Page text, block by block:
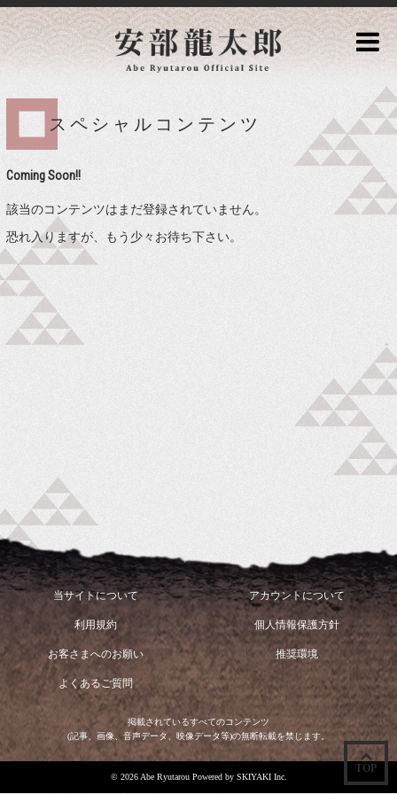
TOP
スペシャルコンテンツ
Coming Soon!!
該当のコンテンツはまだ登録されていません。
恐れ入りますが、もう少々お待ち下さい。
当サイトについて アカウントについて
利用規約 個人情報保護方針
お客さまへのお願い 推奨環境
よくあるご質問
掲載されているすべてのコンテンツ
(記事、画像、音声データ、映像データ等)の無断転載を禁じます。
© 2026 Abe Ryutarou Powered by SKIYAKI Inc.